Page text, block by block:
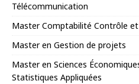
Télécommunication
Master Comptabilité Contrôle
Master en Gestion de projets
Master en Sciences
Statistiques Appliquées